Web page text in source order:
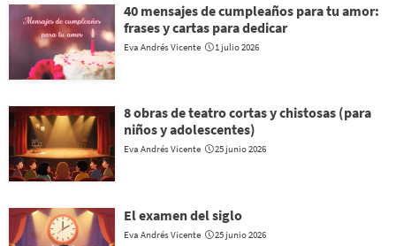
40 mensajes de cumpleaños para tu amor:
frases y cartas para dedicar
Eva Andrés Vicente 1 julio 2026
8 obras de teatro cortas y chistosas (para
niños y adolescentes)
Eva Andrés Vicente 25 junio 2026
El examen del siglo
Eva Andrés Vicente 25 junio 2026